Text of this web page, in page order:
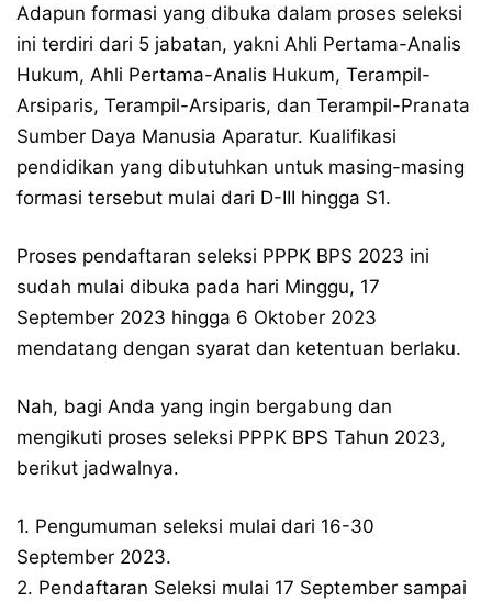
Adapun formasi yang dibuka dalam proses seleksi
ini terdiri dari 5 jabatan, yakni Ahli Pertama-Analis
Hukum, Ahli Pertama-Analis Hukum, Terampil-
Arsiparis, Terampil-Arsiparis, dan Terampil-Pranata
Sumber Daya Manusia Aparatur. Kualifikasi
pendidikan yang dibutuhkan untuk masing-masing
formasi tersebut mulai dari D-III hingga S1.
Proses pendaftaran seleksi PPPK BPS 2023 ini
sudah mulai dibuka pada hari Minggu, 17
September 2023 hingga 6 Oktober 2023
mendatang dengan syarat dan ketentuan berlaku.
Nah, bagi Anda yang ingin bergabung dan
mengikuti proses seleksi PPPK BPS Tahun 2023,
berikut jadwalnya.
1. Pengumuman seleksi mulai dari 16-30
September 2023.
2. Pendaftaran Seleksi mulai 17 September sampai